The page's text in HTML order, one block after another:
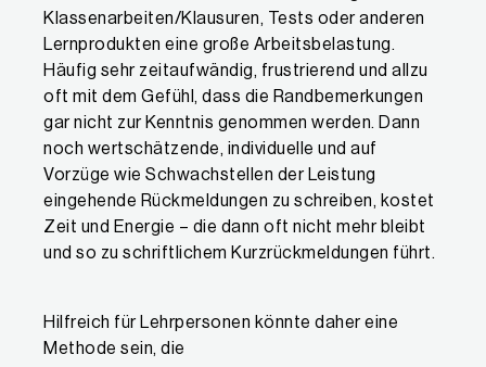
Klassenarbeiten/Klausuren, Tests oder anderen
Lernprodukten eine große Arbeitsbelastung.
Häufig sehr zeitaufwändig, frustrierend und allzu
oft mit dem Gefühl, dass die Randbemerkungen
gar nicht zur Kenntnis genommen werden. Dann
noch wertschätzende, individuelle und auf
Vorzüge wie Schwachstellen der Leistung
eingehende Rückmeldungen zu schreiben, kostet
Zeit und Energie – die dann oft nicht mehr bleibt
und so zu schriftlichem Kurzrückmeldungen führt.
Hilfreich für Lehrpersonen könnte daher eine
Methode sein, die